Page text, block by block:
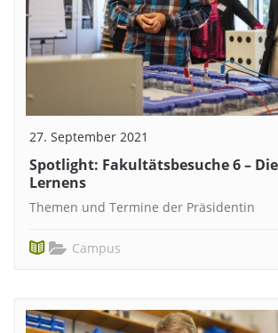
27. September 2021
Spotlight: Fakultätsbesuche 6 –
Lernens
Themen und Termine der Präsidentin
Campus